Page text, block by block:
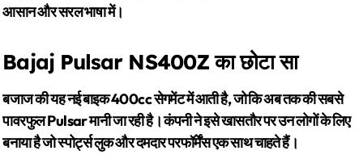
आसान और सरल भाषा में।
Bajaj Pulsar NS400Z का छोटा सा
बजाज की यह नई बाइक 400cc सेगमेंट में आती है, जो कि अब तक की सबसे
पावरफुल Pulsar मानी जा रही है। कंपनी ने इसे खासतौर पर उन लोगों के लिए
बनाया है जो स्पोर्ट्स लुक और दमदार परफॉर्मेंस एक साथ चाहते हैं।